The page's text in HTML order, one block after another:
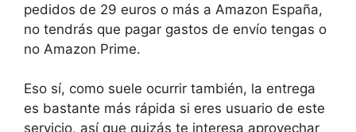
pedidos de 29 euros o más a Amazon España,
no tendrás que pagar gastos de envío tengas o
no Amazon Prime.
Eso sí, como suele ocurrir también, la entrega
es bastante más rápida si eres usuario de este
servicio, así que quizás te interesa aprovechar